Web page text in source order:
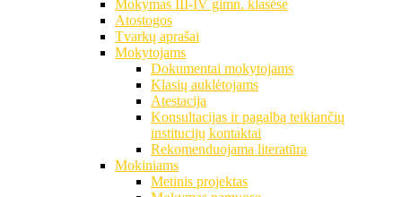
Mokymas III-IV gimn. klasėse
Atostogos
Tvarkų aprašai
Mokytojams
Dokumentai mokytojams
Klasių auklėtojams
Atestacija
Konsultacijas ir pagalbą teikiančių
institucijų kontaktai
Rekomenduojama literatūra
Mokiniams
Metinis projektas